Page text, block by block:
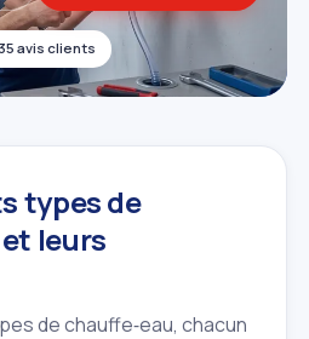
avis clients
types de
leurs
de chauffe‑eau, chacun